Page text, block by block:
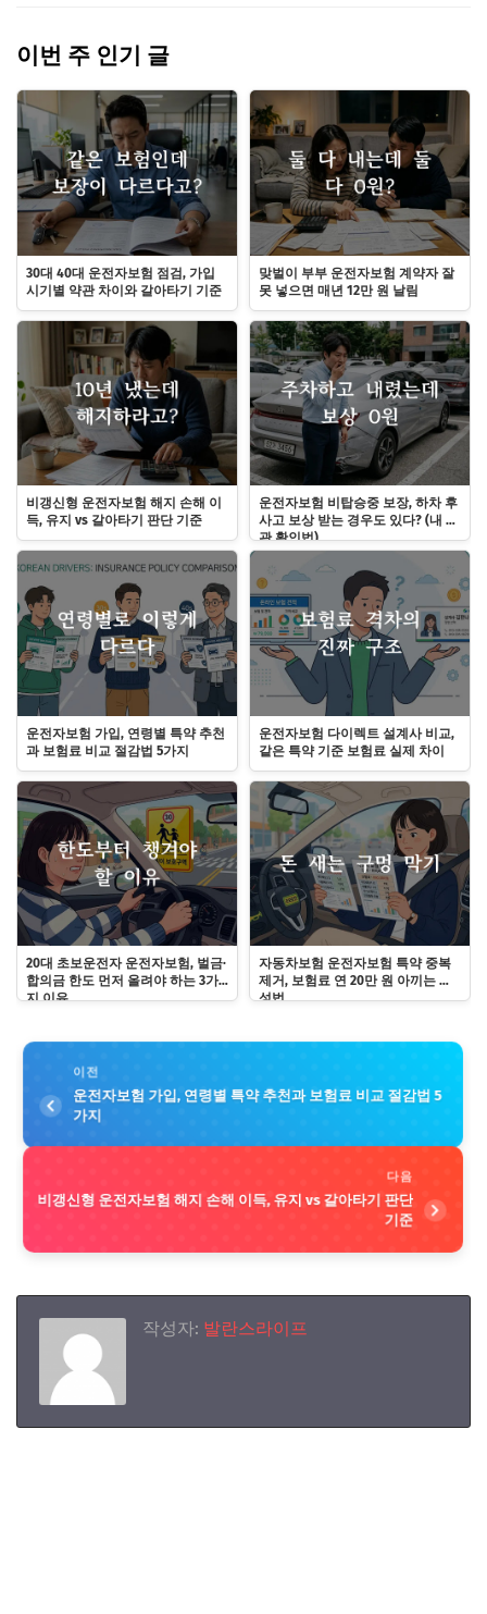
이번 주 인기 글
30대 40대 운전자보험 점검, 가입
시기별 약관 차이와 갈아타기 기준
맞벌이 부부 운전자보험 계약자 잘
못 넣으면 매년 12만 원 날림
비갱신형 운전자보험 해지 손해 이
득, 유지 vs 갈아타기 판단 기준
운전자보험 비탑승중 보장, 하차 후
사고 보상 받는 경우도 있다? (내 약
관 확인법)
운전자보험 가입, 연령별 특약 추천
과 보험료 비교 절감법 5가지
운전자보험 다이렉트 설계사 비교,
같은 특약 기준 보험료 실제 차이
20대 초보운전자 운전자보험, 벌금·
합의금 한도 먼저 올려야 하는 3가
지 이유
자동차보험 운전자보험 특약 중복
제거, 보험료 연 20만 원 아끼는 구
성법
이전
운전자보험 가입, 연령별 특약 추천과 보험료 비교 절감법 5
가지
다음
비갱신형 운전자보험 해지 손해 이득, 유지 vs 갈아타기 판단
기준
작성자: 발란스라이프